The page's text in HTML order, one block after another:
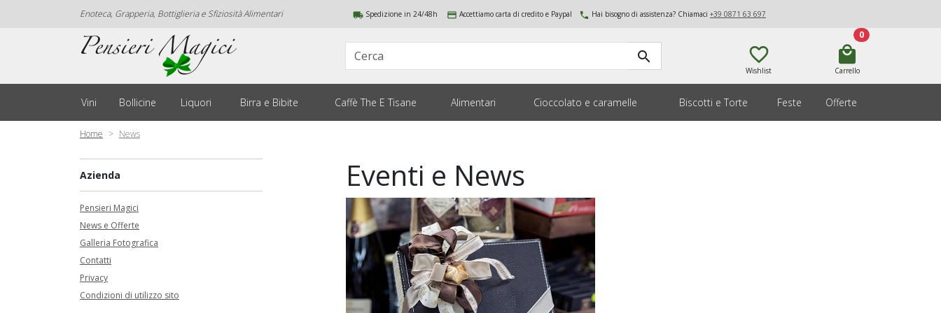
Enoteca, Grapperia, Bottiglieria e Sfiziosità Alimentari local_shipping Spedizione in 24/48h payment Accettiamo carta di credito e Paypal local_phone Hai bisogno di assistenza? Chiamaci +39 0871 63 697
Cerca search favorite_border
Wishlist
local_mall
Carrello
0
Vini Bollicine Liquori Birra e Bibite Caffè The E Tisane Alimentari Cioccolato e caramelle Biscotti e Torte Feste Offerte
Home News
Azienda
Pensieri Magici
News e Offerte
Galleria Fotografica
Contatti
Privacy
Condizioni di utilizzo sito
Eventi e News